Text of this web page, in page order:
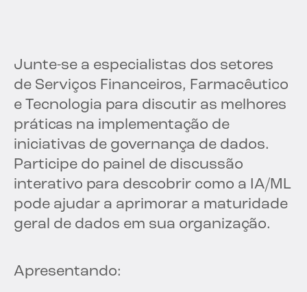
Junte-se a especialistas dos setores
de Serviços Financeiros, Farmacêutico
e Tecnologia para discutir as melhores
práticas na implementação de
iniciativas de governança de dados.
Participe do painel de discussão
interativo para descobrir como a IA/ML
pode ajudar a aprimorar a maturidade
geral de dados em sua organização.
Apresentando: